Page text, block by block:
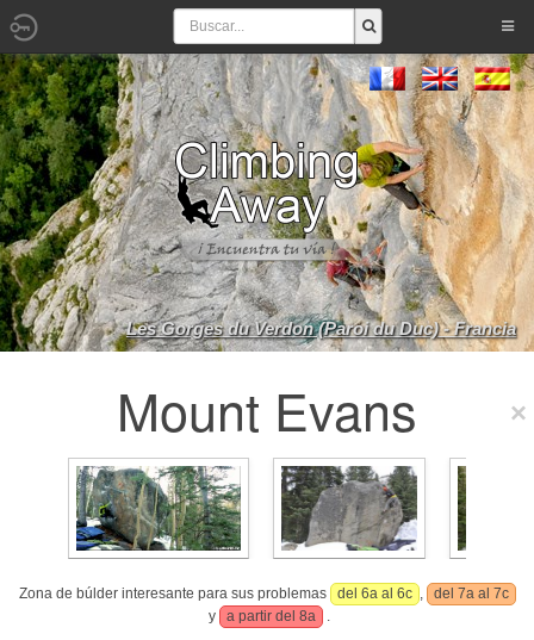
Les Gorges du Verdon (Paroi du Duc) - Francia
Mount Evans
Zona de búlder interesante para sus problemas del 6a al 6c ,
del 7a al 7c
y
a partir del 8a
.